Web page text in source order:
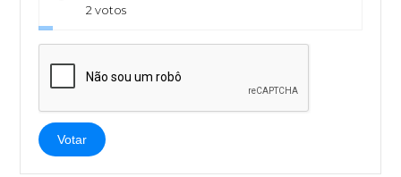
2 votos
Votar